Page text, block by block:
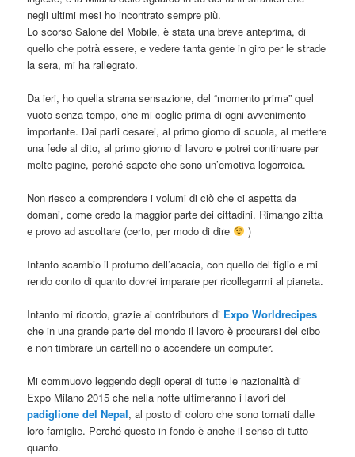
negli ultimi mesi ho incontrato sempre più.
Lo scorso Salone del Mobile, è stata una breve anteprima, di
quello che potrà essere, e vedere tanta gente in giro per le strade
la sera, mi ha rallegrato.
Da ieri, ho quella strana sensazione, del “momento prima” quel
vuoto senza tempo, che mi coglie prima di ogni avvenimento
importante. Dai parti cesarei, al primo giorno di scuola, al mettere
una fede al dito, al primo giorno di lavoro e potrei continuare per
molte pagine, perché sapete che sono un’emotiva logorroica.
Non riesco a comprendere i volumi di ciò che ci aspetta da
domani, come credo la maggior parte dei cittadini. Rimango zitta
e provo ad ascoltare (certo, per modo di dire
)
Intanto scambio il profumo dell’acacia, con quello del tiglio e mi
rendo conto di quanto dovrei imparare per ricollegarmi al pianeta.
Intanto mi ricordo, grazie ai contributors di Expo Worldrecipes
che in una grande parte del mondo il lavoro è procurarsi del cibo
e non timbrare un cartellino o accendere un computer.
Mi commuovo leggendo degli operai di tutte le nazionalità di
Expo Milano 2015 che nella notte ultimeranno i lavori del
padiglione del Nepal, al posto di coloro che sono tornati dalle
loro famiglie. Perché questo in fondo è anche il senso di tutto
quanto.